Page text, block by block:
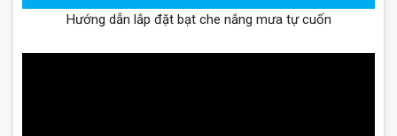
Hướng dẫn lắp đặt bạt che nắng mưa tự cuốn